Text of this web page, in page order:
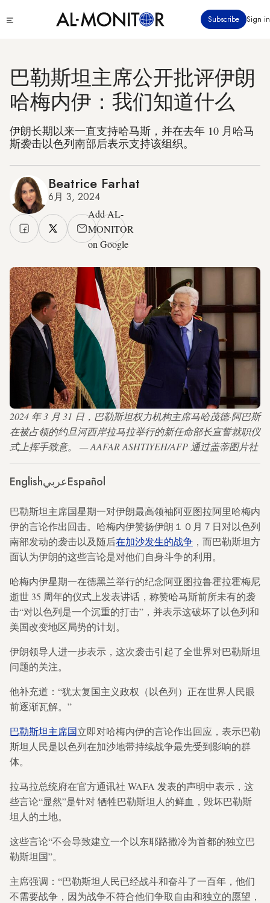
转
Subscribe Sign in
巴勒斯坦主席公开批评伊朗
哈梅内伊：我们知道什么
伊朗长期以来一直支持哈马斯，并在去年 10 月哈马
斯袭击以色列南部后表示支持该组织。
Beatrice Farhat
6月 3, 2024
Add AL-
MONITOR
on Google
2024 年 3 月 31 日，巴勒斯坦权力机构主席马哈茂德·阿巴斯
在被占领的约旦河西岸拉马拉举行的新任命部长宣誓就职仪
式上挥手致意。 — AAFAR ASHTIYEH/AFP 通过盖蒂图片社
EnglishعربيEspañol
巴勒斯坦主席国星期一对伊朗最高领袖阿亚图拉阿里哈梅内
伊的言论作出回击。哈梅内伊赞扬伊朗１０月７日对以色列
南部发动的袭击以及随后在加沙发生的战争 ，而巴勒斯坦方
面认为伊朗的这些言论是对他们自身斗争的利用。
哈梅内伊星期一在德黑兰举行的纪念阿亚图拉鲁霍拉霍梅尼
逝世 35 周年的仪式上发表讲话，称赞哈马斯前所未有的袭
击“对以色列是一个沉重的打击”，并表示这破坏了以色列和
美国改变地区局势的计划。
伊朗领导人进一步表示，这次袭击引起了全世界对巴勒斯坦
问题的关注。
他补充道：“犹太复国主义政权（以色列）正在世界人民眼
前逐渐瓦解。”
巴勒斯坦主席国立即对哈梅内伊的言论作出回应，表示巴勒
斯坦人民是以色列在加沙地带持续战争最先受到影响的群
体。
拉马拉总统府在官方通讯社 WAFA 发表的声明中表示，这
些言论“显然”是针对牺牲巴勒斯坦人的鲜血，毁坏巴勒斯
坦人的土地。
这些言论“不会导致建立一个以东耶路撒冷为首都的独立巴
勒斯坦国”。
主席强调：“巴勒斯坦人民已经战斗和奋斗了一百年，他们
不需要战争，因为战争不符合他们争取自由和独立的愿望，